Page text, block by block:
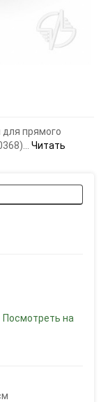
прямого
Читать
Посмотреть на